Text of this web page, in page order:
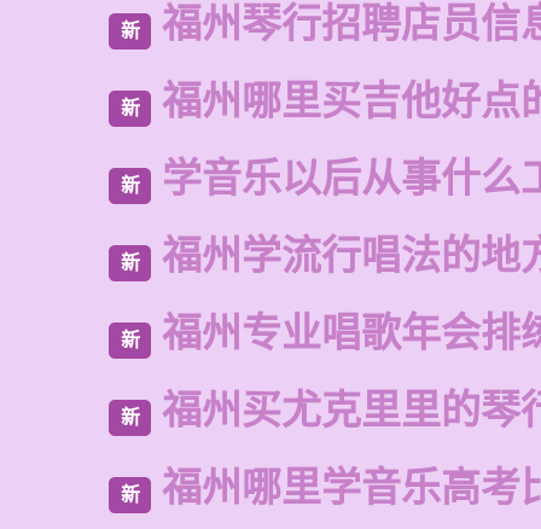
新 福州琴行招聘店员信
新 福州哪里买吉他好点
新 学音乐以后从事什么
新 福州学流行唱法的地
新 福州专业唱歌年会排
新 福州买尤克里里的琴
新 福州哪里学音乐高考